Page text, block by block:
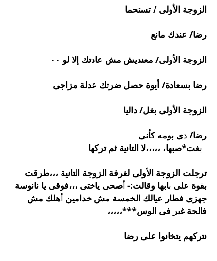
الزوجة الأولى / تستحما
رضا/ عندك مانع
الزوجة الأولى/ معنديش مش عادتك إلا لو ٠٠
رضا بسعادة/ أيوة حصل ضرتك عدلة مزاجى
الزوجة الأولى بغل/ داليا
رضا/ دى بومه كأنى
بغت*صبها، ،،،،،لا التانية ثم تركها
ترجلت الزوجة الأولى لغرفة الزوجة التانية ،،،طرقت
بقوة على بابها وقالت:- أصحى ياختى ،،،فوقى يا نانوسة
جهزى فطار عيالك الخمسة مش خدامين أهلك مش
فالحة غير فى الوس***،،،،،
نتركهم يتخانوا على رضا